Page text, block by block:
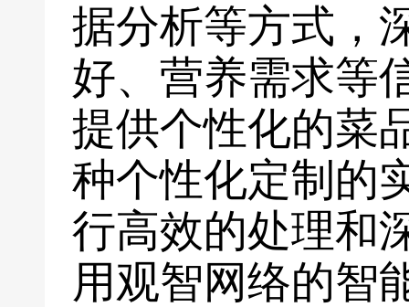
据分析等方式，
好、营养需求等
提供个性化的菜
种个性化定制的
行高效的处理和
用观智网络的智